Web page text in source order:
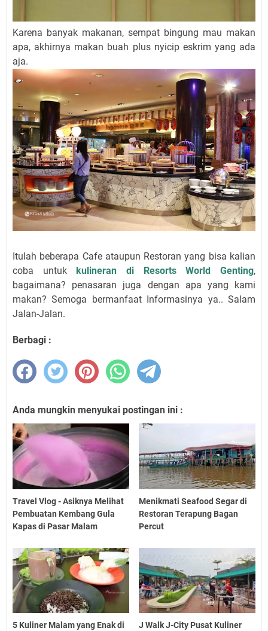
Karena banyak makanan, sempat bingung mau makan
apa, akhirnya makan buah plus nyicip eskrim yang ada
aja.
Itulah beberapa Cafe ataupun Restoran yang bisa kalian
coba untukkulineran di Resorts World Genting,
bagaimana? penasaran juga dengan apa yang kami
makan? Semoga bermanfaat Informasinya ya.. Salam
Jalan-Jalan.
Berbagi :
Anda mungkin menyukai postingan ini :
Travel Vlog - Asiknya Melihat
Pembuatan Kembang Gula
Kapas di Pasar Malam
Menikmati Seafood Segar di
Restoran Terapung Bagan
Percut
5 Kuliner Malam yang Enak di
J Walk J-City Pusat Kuliner